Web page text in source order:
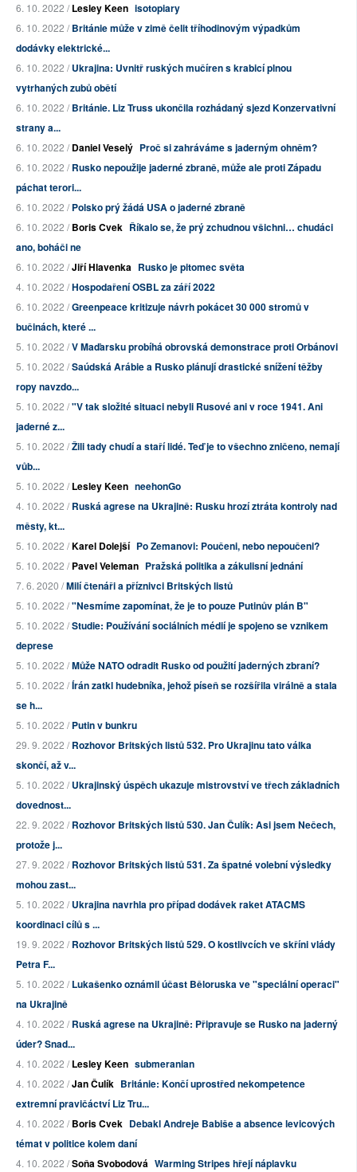
6. 10. 2022 /Lesley Keen isotopiary
6. 10. 2022 /Británie může v zimě čelit tříhodinovým výpadkům
dodávky elektrické...
6. 10. 2022 /Ukrajina: Uvnitř ruských mučíren s krabicí plnou
vytrhaných zubů obětí
6. 10. 2022 /Británie. Liz Truss ukončila rozhádaný sjezd Konzervativní
strany a...
6. 10. 2022 /Daniel Veselý Proč si zahráváme s jaderným ohněm?
6. 10. 2022 /Rusko nepoužije jaderné zbraně, může ale proti Západu
páchat terori...
6. 10. 2022 /Polsko prý žádá USA o jaderné zbraně
6. 10. 2022 /Boris Cvek Říkalo se, že prý zchudnou všichni… chudáci
ano, boháči ne
6. 10. 2022 /Jiří Hlavenka Rusko je pitomec světa
4. 10. 2022 /Hospodaření OSBL za září 2022
6. 10. 2022 /Greenpeace kritizuje návrh pokácet 30 000 stromů v
bučinách, které ...
5. 10. 2022 /V Maďarsku probíhá obrovská demonstrace proti Orbánovi
5. 10. 2022 /Saúdská Arábie a Rusko plánují drastické snížení těžby
ropy navzdo...
5. 10. 2022 /"V tak složité situaci nebyli Rusové ani v roce 1941. Ani
jaderné z...
5. 10. 2022 /Žili tady chudí a staří lidé. Teď je to všechno zničeno, nemají
vůb...
5. 10. 2022 /Lesley Keen neehonGo
4. 10. 2022 /Ruská agrese na Ukrajině: Rusku hrozí ztráta kontroly nad
městy, kt...
5. 10. 2022 /Karel Dolejší Po Zemanovi: Poučeni, nebo nepoučeni?
5. 10. 2022 /Pavel Veleman Pražská politika a zákulisní jednání
7. 6. 2020 /Milí čtenáři a příznivci Britských listů
5. 10. 2022 /"Nesmíme zapomínat, že je to pouze Putinův plán B"
5. 10. 2022 /Studie: Používání sociálních médií je spojeno se vznikem
deprese
5. 10. 2022 /Může NATO odradit Rusko od použití jaderných zbraní?
5. 10. 2022 /Írán zatkl hudebníka, jehož píseň se rozšířila virálně a stala
se h...
5. 10. 2022 /Putin v bunkru
29. 9. 2022 /Rozhovor Britských listů 532. Pro Ukrajinu tato válka
skončí, až v...
5. 10. 2022 /Ukrajinský úspěch ukazuje mistrovství ve třech základních
dovednost...
22. 9. 2022 /Rozhovor Britských listů 530. Jan Čulík: Asi jsem Nečech,
protože j...
27. 9. 2022 /Rozhovor Britských listů 531. Za špatné volební výsledky
mohou zast...
5. 10. 2022 /Ukrajina navrhla pro případ dodávek raket ATACMS
koordinaci cílů s ...
19. 9. 2022 /Rozhovor Britských listů 529. O kostlivcích ve skříni vlády
Petra F...
5. 10. 2022 /Lukašenko oznámil účast Běloruska ve "speciální operaci"
na Ukrajině
4. 10. 2022 /Ruská agrese na Ukrajině: Připravuje se Rusko na jaderný
úder? Snad...
4. 10. 2022 /Lesley Keen submeranian
4. 10. 2022 /Jan Čulík Británie: Končí uprostřed nekompetence
extremní pravičáctví Liz Tru...
4. 10. 2022 /Boris Cvek Debakl Andreje Babiše a absence levicových
témat v politice kolem daní
4. 10. 2022 /Soňa Svobodová Warming Stripes hřejí náplavku